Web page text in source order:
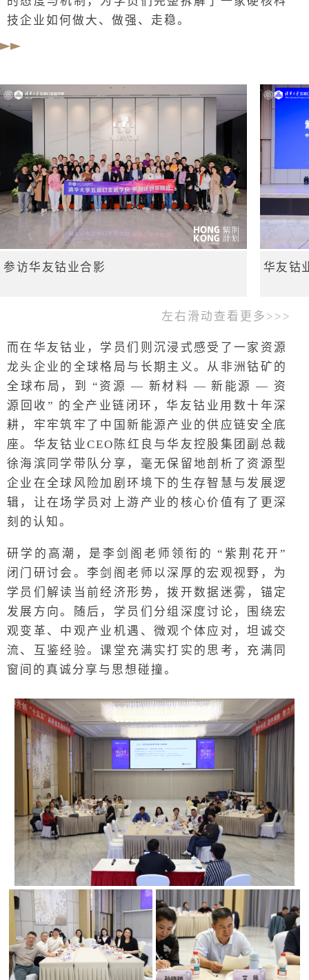
技企业如何做大、做强、走稳。
参访华友钴业合影 华友钴
左右滑动查看更多>>>
而在华友钴业，学员们则沉浸式感受了一家资源
龙头企业的全球格局与长期主义。从非洲钴矿的
全球布局，到 “资源 — 新材料 — 新能源 — 资
源回收” 的全产业链闭环，华友钴业用数十年深
耕，牢牢筑牢了中国新能源产业的供应链安全底
座。华友钴业CEO陈红良与华友控股集团副总裁
徐海滨同学带队分享，毫无保留地剖析了资源型
企业在全球风险加剧环境下的生存智慧与发展逻
辑，让在场学员对上游产业的核心价值有了更深
刻的认知。
研学的高潮，是李剑阁老师领衔的 “紫荆花开”
闭门研讨会。李剑阁老师以深厚的宏观视野，为
学员们解读当前经济形势，拨开数据迷雾，锚定
发展方向。随后，学员们分组深度讨论，围绕宏
观变革、中观产业机遇、微观个体应对，坦诚交
流、互鉴经验。课堂充满实打实的思考，充满同
窗间的真诚分享与思想碰撞。